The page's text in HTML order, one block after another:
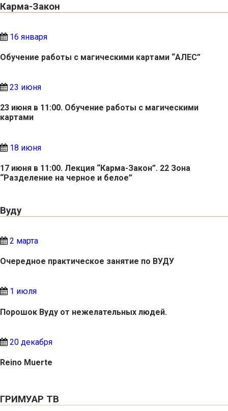
Карма-Закон
16 января
Обучение работы с магическими картами “АЛЕС”
23 июня
23 июня в 11:00. Обучение работы с магическими
картами
18 июня
17 июня в 11:00. Лекция “Карма-Закон”. 22 Зона
“Разделение на черное и белое”
Вуду
2 марта
Очередное практическое занятие по ВУДУ
1 июля
Порошок Вуду от нежелательных людей.
20 декабря
Reino Muerte
ГРИМУАР ТВ